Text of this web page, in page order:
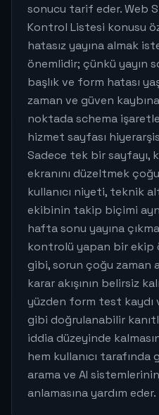
sonucu tarif eder. Web
Kontrol Listesi konusu
hatasız yayına almak
önemlidir; çünkü yayın
başlık ve form hatası
zaman ve güven
noktada schema
hizmet sayfası
Sadece tek bir sayfayı,
ekranını düzeltmek
kullanıcı niyeti, teknik
ekibinin takip biçimi
hafta sonu yayına
kontrolü yapan bir ekip
gibi, sorun çoğu zaman
karar akışının belirsiz
yüzden form test kaydı
gibi doğrulanabilir
iddia düzeyinde
hem kullanıcı
arama ve AI
anlamasına yardım eder.